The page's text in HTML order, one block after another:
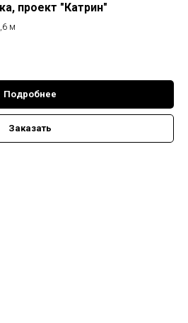
проект "Катрин"
м
Подробнее
Заказать